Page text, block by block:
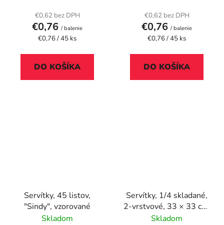
€0,62 bez DPH
€0,76 / balenie
Jednotková
€0,76 / 45 ks
DO KOŠÍKA
€0,62 bez DPH
€0,76 / balenie
Jednotková
€0,76 / 45 ks
DO KOŠÍKA
Servítky, 45 listov,
"Sindy", vzorované
Skladom
Servítky, 1/4 skladané,
2-vrstvové, 33 × 33 cm,
20 ks, RUTA "Kitchen"
Skladom